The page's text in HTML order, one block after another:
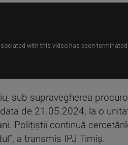
sub supravegherea
de 21.05.2024, la o
Polițiștii continuă
a transmis IPJ Timiș.